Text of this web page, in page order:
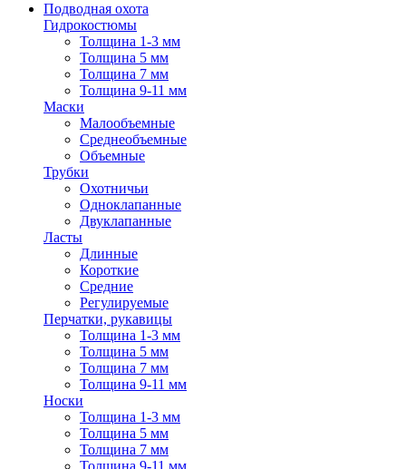
Подводная охота
Гидрокостюмы
Толщина 1-3 мм
Толщина 5 мм
Толщина 7 мм
Толщина 9-11 мм
Маски
Малообъемные
Среднеобъемные
Объемные
Трубки
Охотничьи
Одноклапанные
Двуклапанные
Ласты
Длинные
Короткие
Средние
Регулируемые
Перчатки, рукавицы
Толщина 1-3 мм
Толщина 5 мм
Толщина 7 мм
Толщина 9-11 мм
Носки
Толщина 1-3 мм
Толщина 5 мм
Толщина 7 мм
Толщина 9-11 мм